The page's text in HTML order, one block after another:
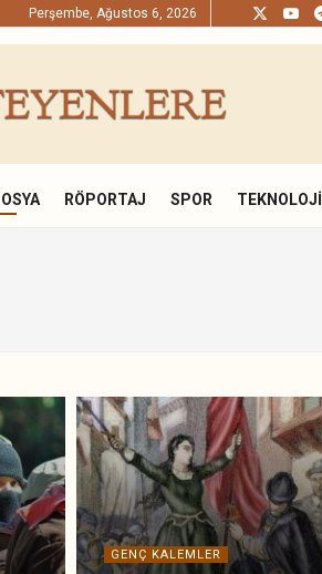
Perşembe, Ağustos 6, 2026
RÖPORTAJ SPOR TEKNOLOJI
GENÇ KALEMLER